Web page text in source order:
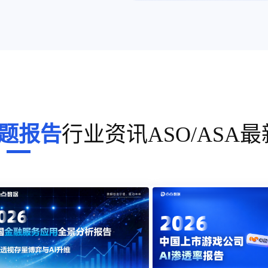
报告行业资讯ASO/ASA最